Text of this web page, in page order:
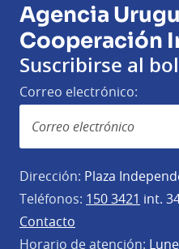
Agencia
Cooperación
Suscribirse al
Correo electrónico:
Dirección: Plaza
Teléfonos: 150 3421 int.
Contacto
Horario de atención: